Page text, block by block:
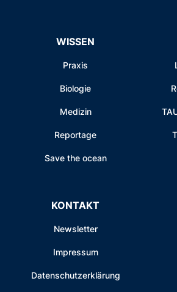
WISSEN
Praxis
Biologie
Medizin
Reportage
Save the ocean
KONTAKT
Newsletter
Impressum
Datenschutzerklärung